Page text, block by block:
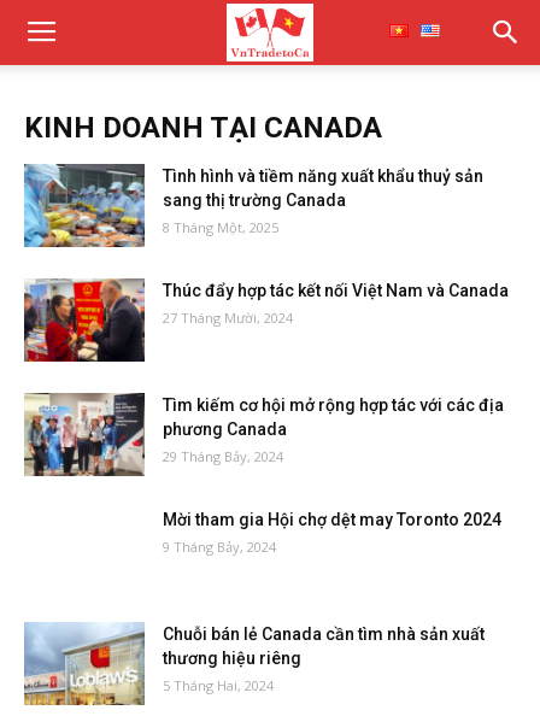
KINH DOANH TẠI CANADA
Tình hình và tiềm năng xuất khẩu thuỷ sản
sang thị trường Canada
8 Tháng Một, 2025
Thúc đẩy hợp tác kết nối Việt Nam và Canada
27 Tháng Mười, 2024
Tìm kiếm cơ hội mở rộng hợp tác với các địa
phương Canada
29 Tháng Bảy, 2024
Mời tham gia Hội chợ dệt may Toronto 2024
9 Tháng Bảy, 2024
Chuỗi bán lẻ Canada cần tìm nhà sản xuất
thương hiệu riêng
5 Tháng Hai, 2024